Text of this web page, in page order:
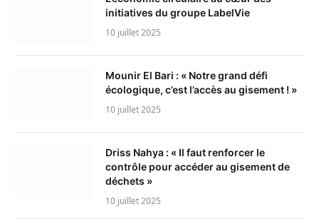
initiatives du groupe LabelVie
10 juillet 2025
Mounir El Bari : « Notre grand défi
écologique, c’est l’accès au gisement ! »
10 juillet 2025
Driss Nahya : « Il faut renforcer le
contrôle pour accéder au gisement de
déchets »
10 juillet 2025